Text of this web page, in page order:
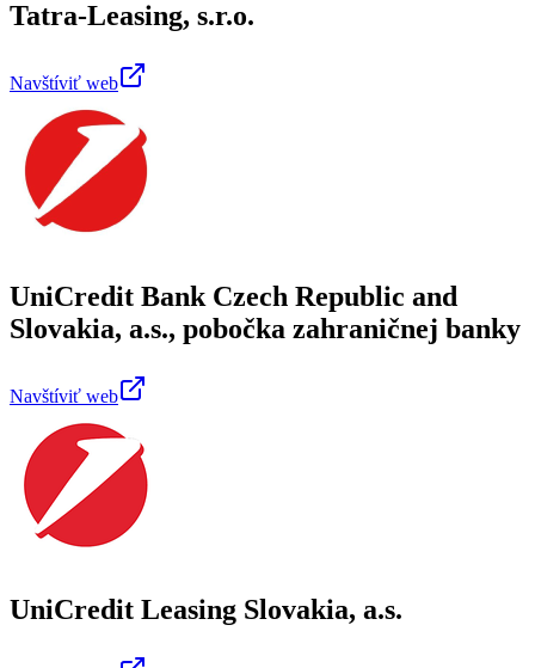
Tatra-Leasing, s.r.o.
Navštíviť web
UniCredit Bank Czech Republic and
Slovakia, a.s., pobočka zahraničnej banky
Navštíviť web
UniCredit Leasing Slovakia, a.s.